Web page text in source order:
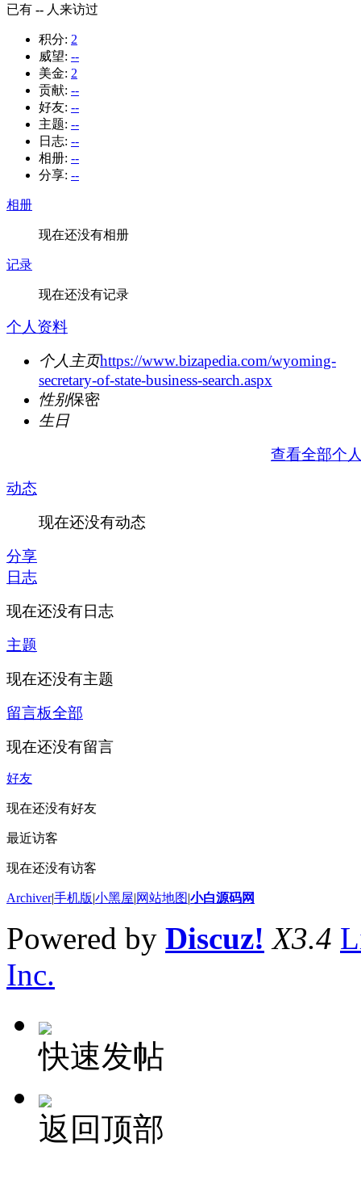
已有 -- 人来访过
积分: 2
威望: --
美金: 2
贡献: --
好友: --
主题: --
日志: --
相册: --
分享: --
相册
现在还没有相册
记录
现在还没有记录
个人资料
个人主页https://www.bizapedia.com/wyoming-
secretary-of-state-business-search.aspx
性别保密
生日
查看全部个
动态
现在还没有动态
分享
日志
现在还没有日志
主题
现在还没有主题
留言板全部
现在还没有留言
好友
现在还没有好友
最近访客
现在还没有访客
Archiver|手机版|小黑屋|网站地图|小白源码网
Powered by Discuz! X3.4
Inc.
快速发帖
返回顶部